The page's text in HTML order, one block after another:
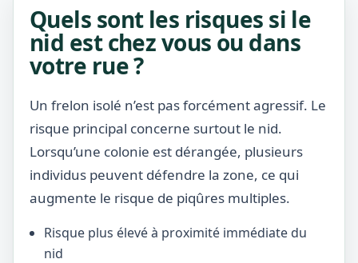
Quels sont les risques si le
nid est chez vous ou dans
votre rue ?
Un frelon isolé n’est pas forcément agressif. Le
risque principal concerne surtout le nid.
Lorsqu’une colonie est dérangée, plusieurs
individus peuvent défendre la zone, ce qui
augmente le risque de piqûres multiples.
Risque plus élevé à proximité immédiate du
nid